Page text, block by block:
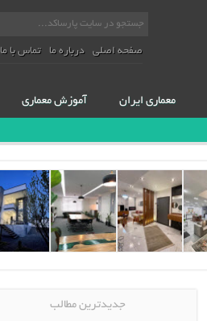
صفحه اصلی درباره ما تماس با ما
معماری ایران آموزش معماری
جدیدترین مطالب